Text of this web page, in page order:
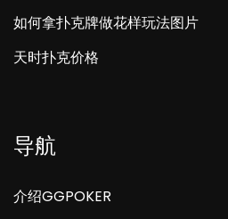
如何拿扑克牌做花样玩法图片
天时扑克价格
导航
介绍GGPOKER